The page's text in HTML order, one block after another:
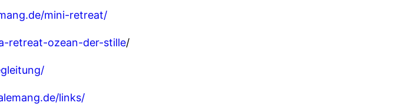
mini-retreat/
retreat-ozean-der-stille/
links/